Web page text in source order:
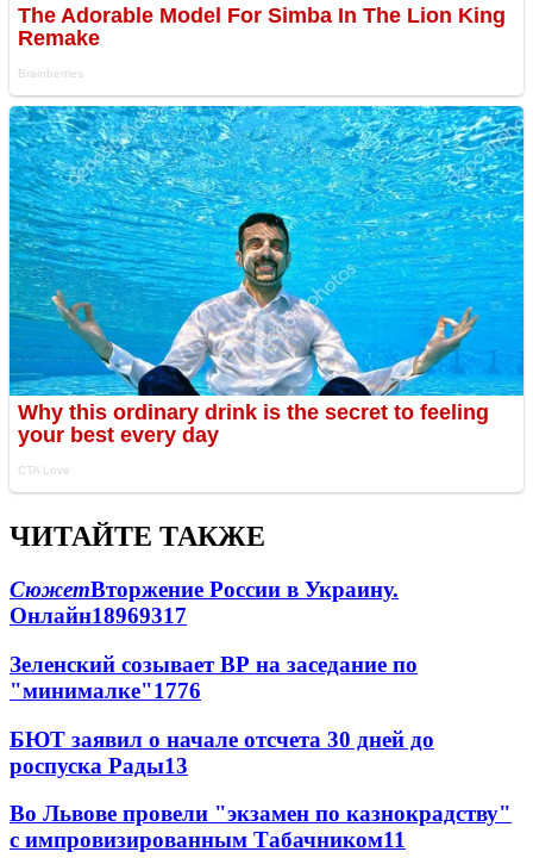
ЧИТАЙТЕ ТАКЖЕ
СюжетВторжение России в Украину.
Онлайн18969317
Зеленский созывает ВР на заседание по
"минималке"1776
БЮТ заявил о начале отсчета 30 дней до
роспуска Рады13
Во Львове провели "экзамен по казнокрадству"
с импровизированным Табачником11